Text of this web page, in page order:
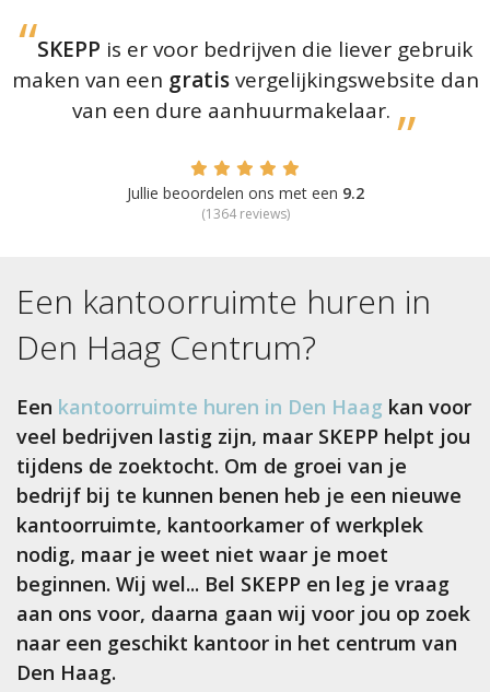
SKEPP is er voor bedrijven die liever gebruik
maken van een gratisvergelijkingswebsite dan
van een dure aanhuurmakelaar.
Jullie beoordelen ons met een 9.2
(1364reviews)
Een kantoorruimte huren in
Den Haag Centrum?
Een kantoorruimte huren in Den Haag kan voor
veel bedrijven lastig zijn, maar SKEPP helpt jou
tijdens de zoektocht. Om de groei van je
bedrijf bij te kunnen benen heb je een nieuwe
kantoorruimte, kantoorkamer of werkplek
nodig, maar je weet niet waar je moet
beginnen. Wij wel... Bel SKEPP en leg je vraag
aan ons voor, daarna gaan wij voor jou op zoek
naar een geschikt kantoor in het centrum van
Den Haag.